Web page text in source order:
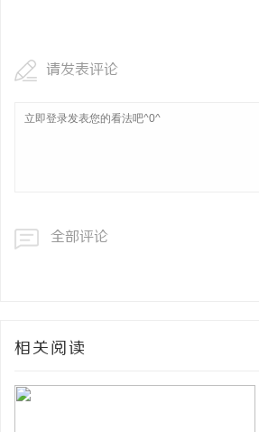
请发表评论
全部评论
相关阅读